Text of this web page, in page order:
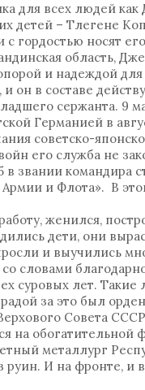
для всех людей
детей – Тлегене
гордостью носят
область,
и надеждой
и он в составе
сержанта. 9
Германией в
советско-
его служба не
звании командира
и Флота». В
женился,
дети, они
и выучились
словами
суровых лет.
за это был
Совета
на
металлург
руин. И на фронте,